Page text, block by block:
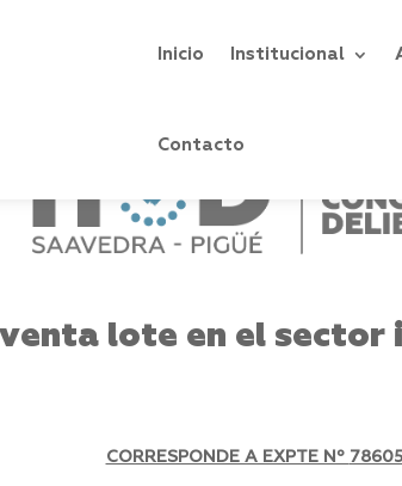
Inicio Institucional
Contacto
lote en el sector
CORRESPONDE A EXPTE Nº